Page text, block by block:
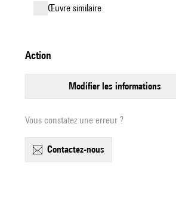
œuvre similaire
action
modifier les informations
Vous constatez une erreur ?
contactez-nous